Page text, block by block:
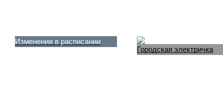
Изменения в расписании
Городская электричка